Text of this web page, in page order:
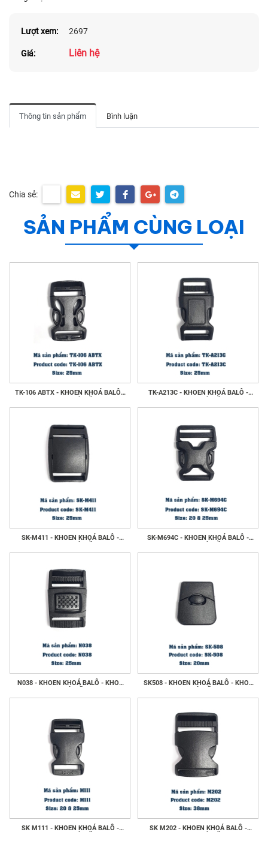
Lượt xem: 2697
Giá: Liên hệ
Thông tin sản phẩm Bình luận
Chia sẻ:
SẢN PHẨM CÙNG LOẠI
TK-106 ABTX - KHOEN KHOÁ BALÔ -
TK-A213C - KHOEN KHOÁ BALÔ -
SK-M411 - KHOEN KHOÁ BALÔ -
SK-M694C - KHOEN KHOÁ BALÔ -
N038 - KHOEN KHOÁ BALÔ - KHOE
SK508 - KHOEN KHOÁ BALÔ - KHOE
SK M111 - KHOEN KHOÁ BALÔ -
SK M202 - KHOEN KHOÁ BALÔ -